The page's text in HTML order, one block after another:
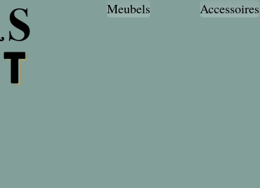
Meubels Accessoires